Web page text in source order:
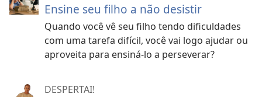
Ensine seu filho a não desistir
Quando você vê seu filho tendo dificuldades
com uma tarefa difícil, você vai logo ajudar ou
aproveita para ensiná-lo a perseverar?
DESPERTAI!